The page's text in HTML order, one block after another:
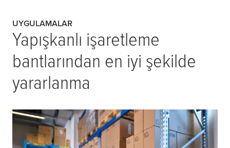
UYGULAMALAR
Yapışkanlı işaretleme
bantlarından en iyi şekilde
yararlanma